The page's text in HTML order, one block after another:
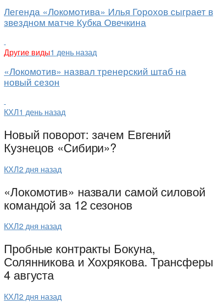
Легенда «Локомотива» Илья Горохов сыграет в
звездном матче Кубка Овечкина
Другие виды1 день назад
«Локомотив» назвал тренерский штаб на
новый сезон
КХЛ1 день назад
Новый поворот: зачем Евгений
Кузнецов «Сибири»?
КХЛ2 дня назад
«Локомотив» назвали самой силовой
командой за 12 сезонов
КХЛ2 дня назад
Пробные контракты Бокуна,
Солянникова и Хохрякова. Трансферы
4 августа
КХЛ2 дня назад